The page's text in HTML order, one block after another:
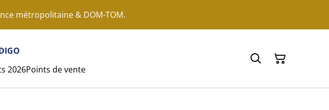
métropolitaine & DOM-TOM.
2026Points de vente